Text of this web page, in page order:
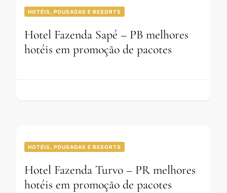
HOTÉIS, POUSADAS E RESORTS
Hotel Fazenda Sapé – PB melhores
hotéis em promoção de pacotes
HOTÉIS, POUSADAS E RESORTS
Hotel Fazenda Turvo – PR melhores
hotéis em promoção de pacotes